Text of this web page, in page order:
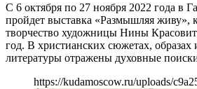
С 6 октября по 27 ноября 2022 года в
пройдет выставка «Размышляя живу»,
творчество художницы Нины
год. В христианских сюжетах, образах
литературы отражены духовные
https://kudamoscow.ru/uploads/